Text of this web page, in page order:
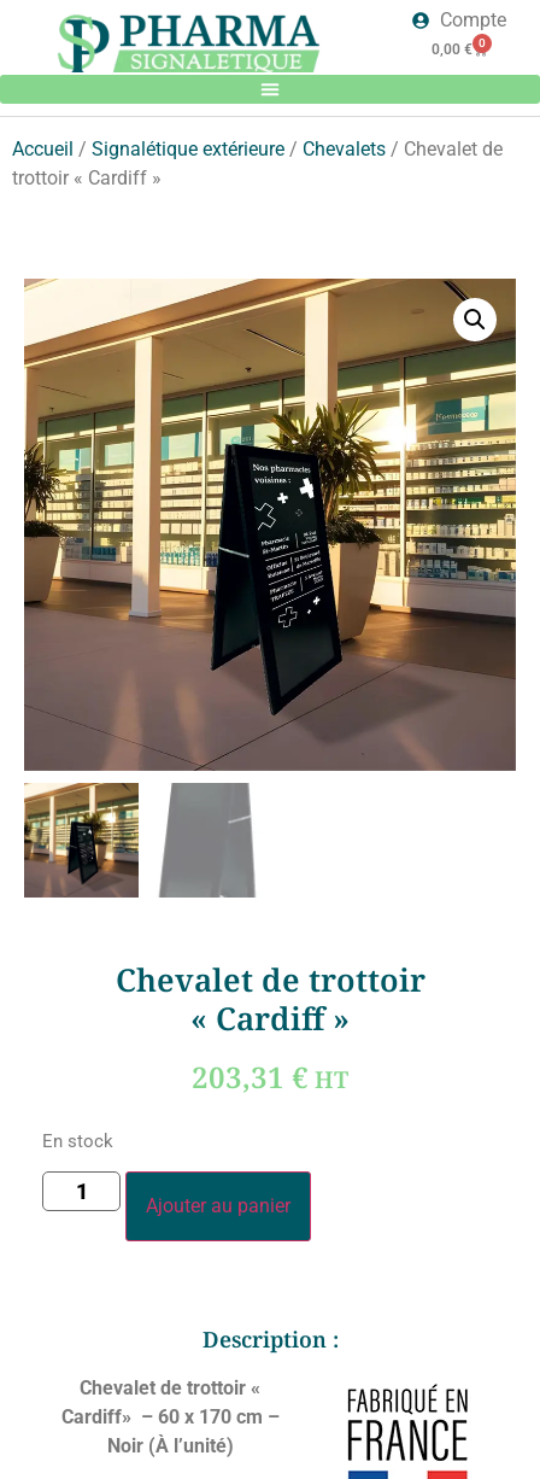
Compte
0,00 € 0
Accueil / Signalétique extérieure / Chevalets / Chevalet de
trottoir « Cardiff »
Chevalet de trottoir
« Cardiff »
203,31 € HT
En stock
Ajouter au panier
Description :
Chevalet de trottoir «
Cardiff» – 60 x 170 cm –
Noir (À l’unité)